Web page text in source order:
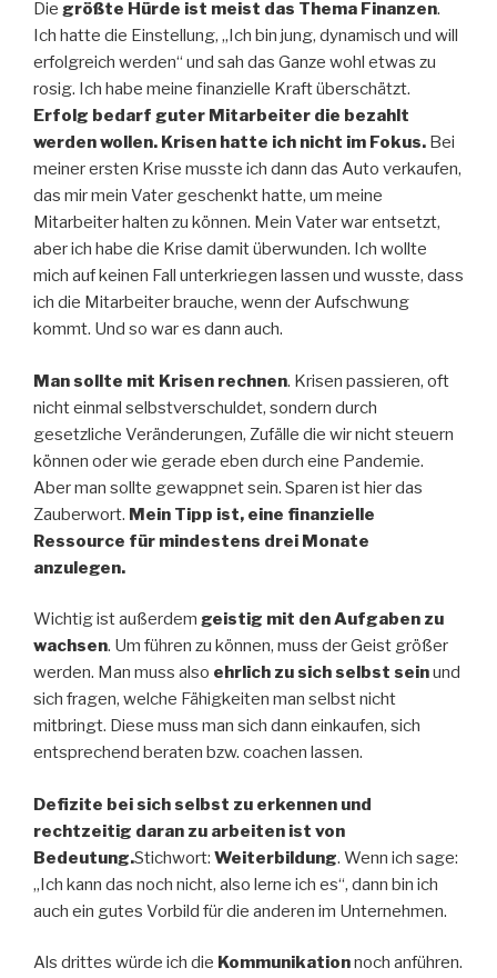
Die größte Hürde ist meist das Thema Finanzen.
Ich hatte die Einstellung, „Ich bin jung, dynamisch und will
erfolgreich werden“ und sah das Ganze wohl etwas zu
rosig. Ich habe meine finanzielle Kraft überschätzt.
Erfolg bedarf guter Mitarbeiter die bezahlt
werden wollen. Krisen hatte ich nicht im Fokus. Bei
meiner ersten Krise musste ich dann das Auto verkaufen,
das mir mein Vater geschenkt hatte, um meine
Mitarbeiter halten zu können. Mein Vater war entsetzt,
aber ich habe die Krise damit überwunden. Ich wollte
mich auf keinen Fall unterkriegen lassen und wusste, dass
ich die Mitarbeiter brauche, wenn der Aufschwung
kommt. Und so war es dann auch.
Man sollte mit Krisen rechnen. Krisen passieren, oft
nicht einmal selbstverschuldet, sondern durch
gesetzliche Veränderungen, Zufälle die wir nicht steuern
können oder wie gerade eben durch eine Pandemie.
Aber man sollte gewappnet sein. Sparen ist hier das
Zauberwort. Mein Tipp ist, eine finanzielle
Ressource für mindestens drei Monate
anzulegen.
Wichtig ist außerdem geistig mit den Aufgaben zu
wachsen. Um führen zu können, muss der Geist größer
werden. Man muss also ehrlich zu sich selbst seinund
sich fragen, welche Fähigkeiten man selbst nicht
mitbringt. Diese muss man sich dann einkaufen, sich
entsprechend beraten bzw. coachen lassen.
Defizite bei sich selbst zu erkennen und
rechtzeitig daran zu arbeiten ist von
Bedeutung.Stichwort: Weiterbildung. Wenn ich sage:
„Ich kann das noch nicht, also lerne ich es“, dann bin ich
auch ein gutes Vorbild für die anderen im Unternehmen.
Als drittes würde ich die Kommunikationnoch anführen.